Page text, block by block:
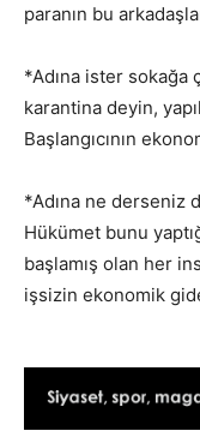
paranın bu
*Adına ister sokağa
karantina deyin,
Başlangıcının
*Adına ne derseniz
Hükümet bunu
başlamış olan her
işsizin ekonomik